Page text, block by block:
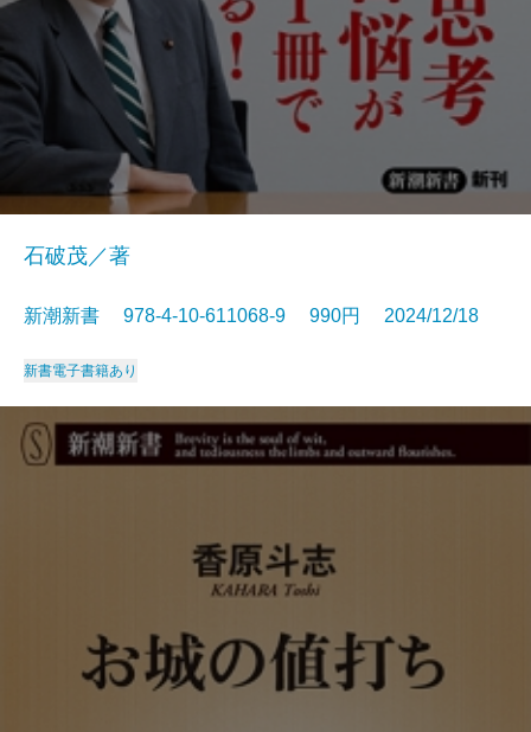
石破茂／著
新潮新書 978-4-10-611068-9 990円 2024/12/18
新書電子書籍あり